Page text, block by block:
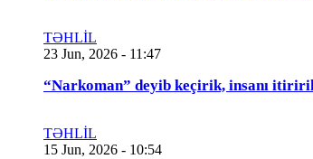
TƏHLİL
23 Jun, 2026 - 11:47
“Narkoman” deyib keçirik, insanı
TƏHLİL
15 Jun, 2026 - 10:54